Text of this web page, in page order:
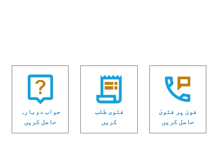
فون پر فتویٰ
حاصل کریں
فتوی طلب
کریں
جواب دوبارہ
حاصل کریں